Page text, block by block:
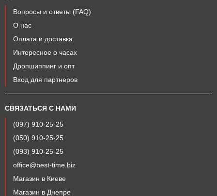
Вопросы и ответы (FAQ)
О нас
Оплата и доставка
Интересное о часах
Дропшиппинг и опт
Вход для партнеров
СВЯЗАТЬСЯ С НАМИ
(097) 910-25-25
(050) 910-25-25
(093) 910-25-25
office@best-time.biz
Магазин в Киеве
Магазин в Днепре